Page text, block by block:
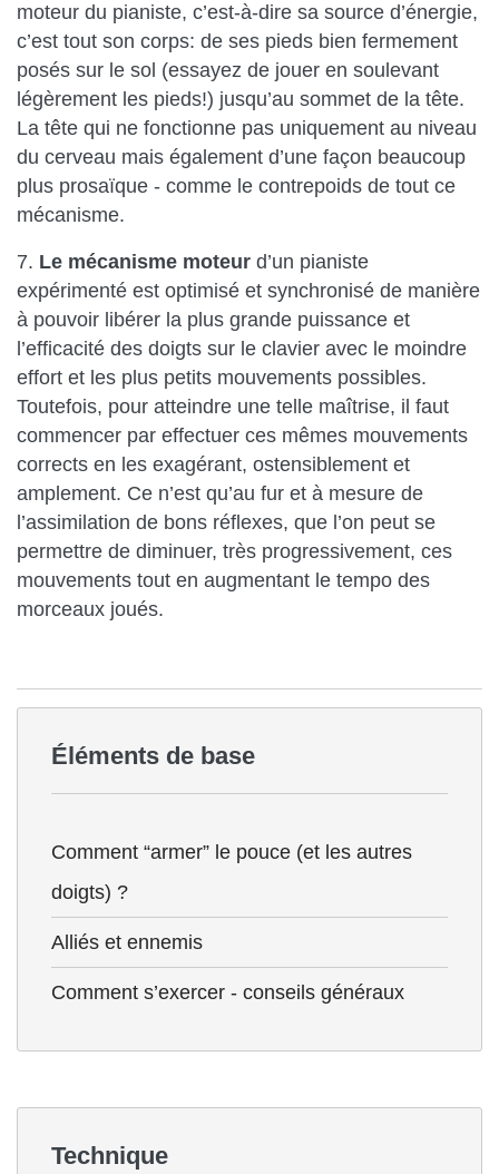
moteur du pianiste, c’est-à-dire sa source d’énergie,
c’est tout son corps: de ses pieds bien fermement
posés sur le sol (essayez de jouer en soulevant
légèrement les pieds!) jusqu’au sommet de la tête.
La tête qui ne fonctionne pas uniquement au niveau
du cerveau mais également d’une façon beaucoup
plus prosaïque - comme le contrepoids de tout ce
mécanisme.
7. Le mécanisme moteur d’un pianiste
expérimenté est optimisé et synchronisé de manière
à pouvoir libérer la plus grande puissance et
l’efficacité des doigts sur le clavier avec le moindre
effort et les plus petits mouvements possibles.
Toutefois, pour atteindre une telle maîtrise, il faut
commencer par effectuer ces mêmes mouvements
corrects en les exagérant, ostensiblement et
amplement. Ce n’est qu’au fur et à mesure de
l’assimilation de bons réflexes, que l’on peut se
permettre de diminuer, très progressivement, ces
mouvements tout en augmentant le tempo des
morceaux joués.
Éléments de base
Comment “armer” le pouce (et les autres
doigts) ?
Alliés et ennemis
Comment s’exercer - conseils généraux
Technique